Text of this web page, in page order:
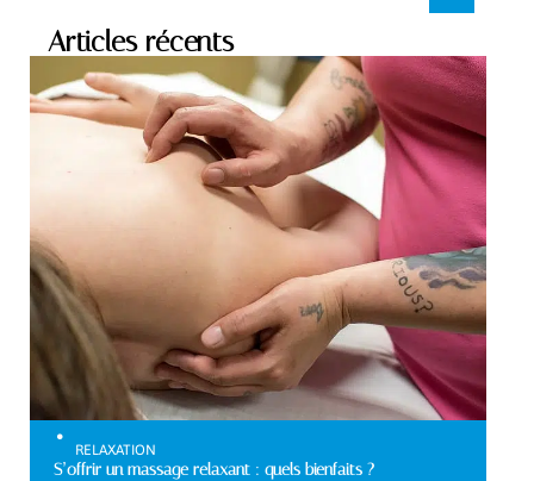
Articles récents
RELAXATION
S’offrir un massage relaxant : quels bienfaits ?